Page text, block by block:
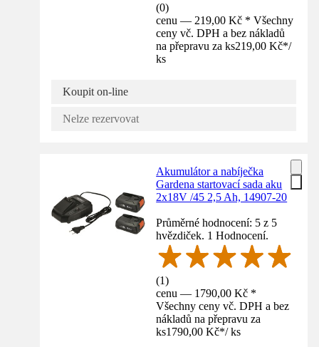
(0)
cenu — 219,00 Kč * Všechny
ceny vč. DPH a bez nákladů
na přepravu za ks219,00 Kč*/
ks
Koupit on-line
Nelze rezervovat
Akumulátor a nabíječka
Gardena startovací sada aku
2x18V /45 2,5 Ah, 14907-20
Průměrné hodnocení: 5 z 5
hvězdiček. 1 Hodnocení.
(1)
cenu — 1790,00 Kč *
Všechny ceny vč. DPH a bez
nákladů na přepravu za
ks1790,00 Kč*/ ks